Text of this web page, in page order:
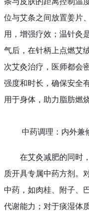
位与艾条之间放置姜片
用，增强疗效；温针灸
气后，在针柄上点燃艾
次艾灸治疗，医师都会
强度和时长，确保安全
用于身体，助力脂肪燃烧
中药调理：内外兼
在艾灸减肥的同时
质开具专属中药方剂。
中药，如肉桂、附子、
代谢能力；对于痰湿体